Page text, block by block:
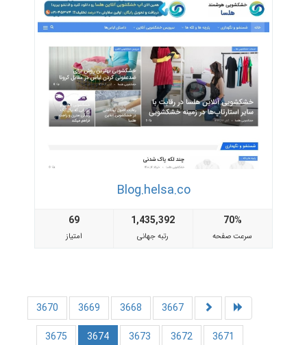
Blog.helsa.co
69
امتیاز
1,435,392
رتبه جهانی
70%
سرعت صفحه
3667
3668
3669
3670
3671
3672
3673
3674
3675